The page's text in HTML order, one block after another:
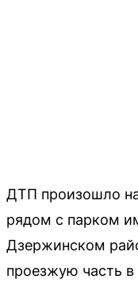
ДТП произошло
рядом с парком
Дзержинском
проезжую часть